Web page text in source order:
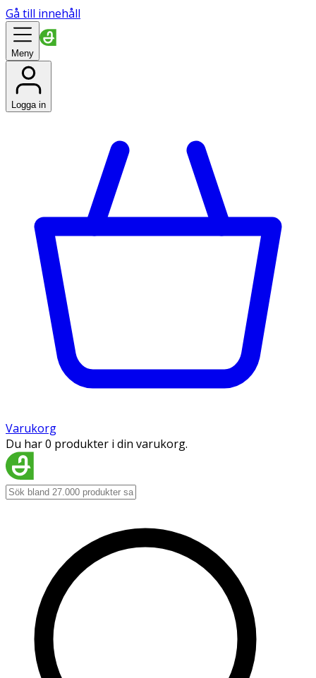
Gå till innehåll
Meny
Logga in
Varukorg
Du har 0 produkter i din varukorg.